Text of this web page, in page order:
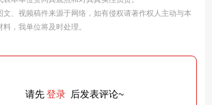
、视频稿件来源于网络，如有侵权请著作权人主动与本
，我单位将及时处理。
请先登录 后发表评论~